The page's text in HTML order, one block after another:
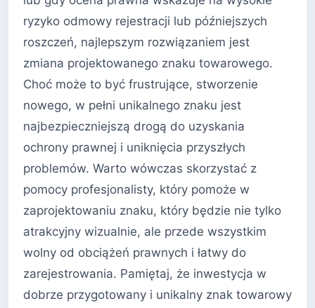
ryzyko odmowy rejestracji lub późniejszych
roszczeń, najlepszym rozwiązaniem jest
zmiana projektowanego znaku towarowego.
Choć może to być frustrujące, stworzenie
nowego, w pełni unikalnego znaku jest
najbezpieczniejszą drogą do uzyskania
ochrony prawnej i uniknięcia przyszłych
problemów. Warto wówczas skorzystać z
pomocy profesjonalisty, który pomoże w
zaprojektowaniu znaku, który będzie nie tylko
atrakcyjny wizualnie, ale przede wszystkim
wolny od obciążeń prawnych i łatwy do
zarejestrowania. Pamiętaj, że inwestycja w
dobrze przygotowany i unikalny znak towarowy